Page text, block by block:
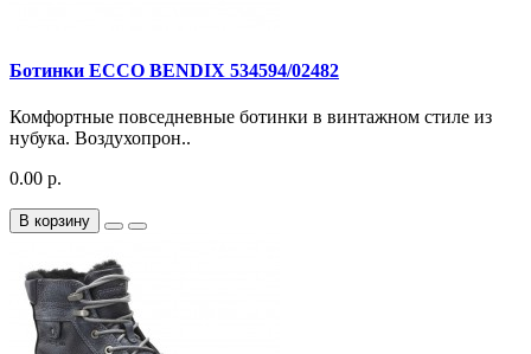
Ботинки ECCO BENDIX 534594/02482
Комфортные повседневные ботинки в винтажном стиле из
нубука. Воздухопрон..
0.00 р.
В корзину